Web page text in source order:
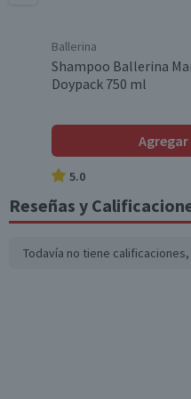
País de Origen
Variedad
Aroma
Incluye
Ballerina
Shampoo Ballerina
Doypack 750 ml
Agregar
5.0
Reseñas y
Todavía no tiene